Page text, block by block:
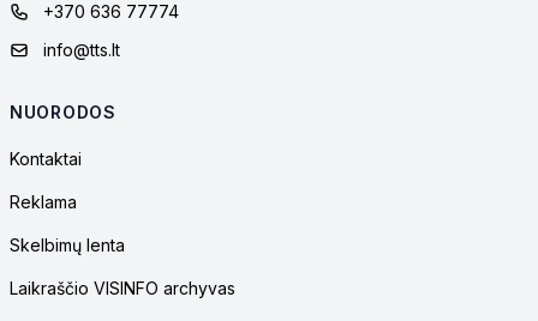
+370 636 77774
info@tts.lt
NUORODOS
Kontaktai
Reklama
Skelbimų lenta
Laikraščio VISINFO archyvas